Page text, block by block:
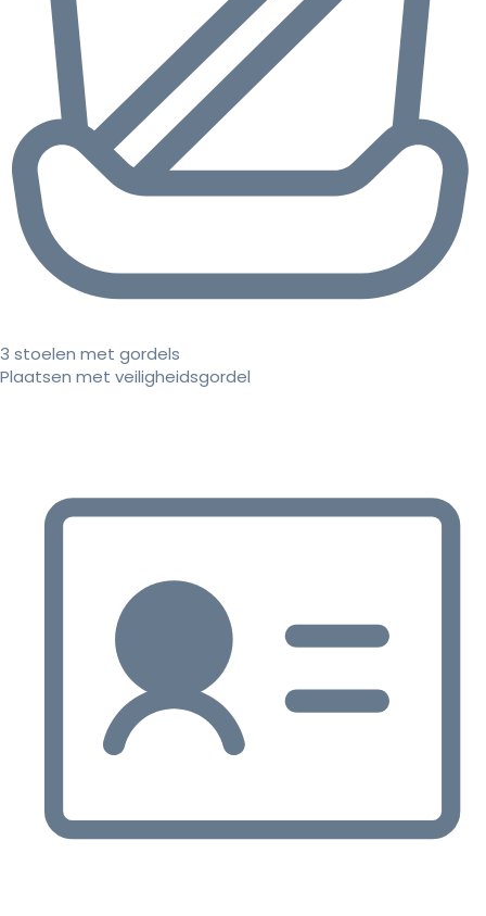
3 stoelen met gordels
Plaatsen met veiligheidsgordel